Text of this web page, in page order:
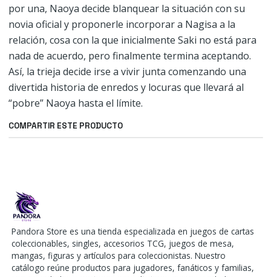
por una, Naoya decide blanquear la situación con su
novia oficial y proponerle incorporar a Nagisa a la
relación, cosa con la que inicialmente Saki no está para
nada de acuerdo, pero finalmente termina aceptando.
Así, la trieja decide irse a vivir junta comenzando una
divertida historia de enredos y locuras que llevará al
“pobre” Naoya hasta el límite.
COMPARTIR ESTE PRODUCTO
Pandora Store es una tienda especializada en juegos de cartas
coleccionables, singles, accesorios TCG, juegos de mesa,
mangas, figuras y artículos para coleccionistas. Nuestro
catálogo reúne productos para jugadores, fanáticos y familias,